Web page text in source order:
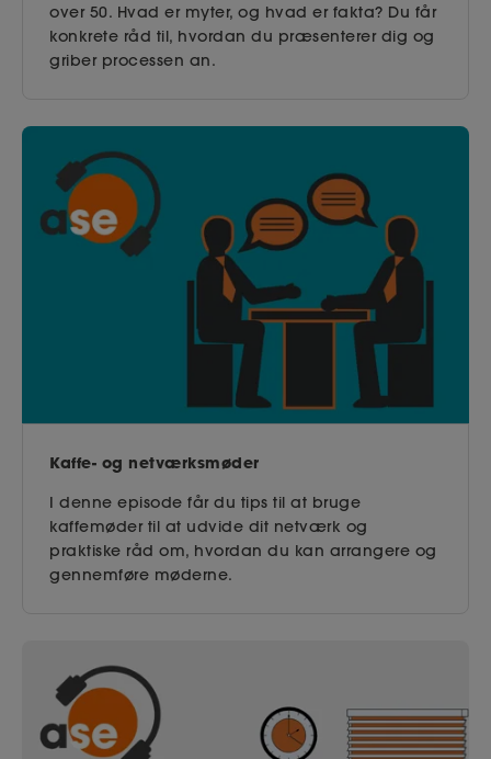
over 50. Hvad er myter, og hvad er fakta? Du får
konkrete råd til, hvordan du præsenterer dig og
griber processen an.
Kaffe- og netværksmøder
I denne episode får du tips til at bruge
kaffemøder til at udvide dit netværk og
praktiske råd om, hvordan du kan arrangere og
gennemføre møderne.